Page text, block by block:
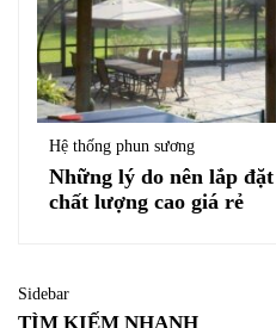
Hệ thống phun sương
Những lý do nên lắp
chất lượng cao giá rẻ
Sidebar
TÌM KIẾM NHANH